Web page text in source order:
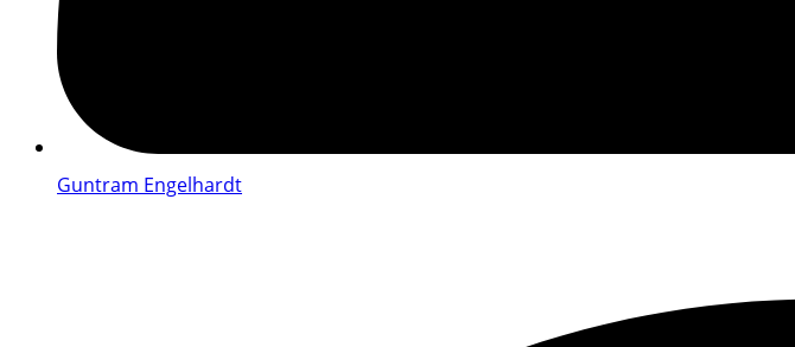
Guntram Engelhardt